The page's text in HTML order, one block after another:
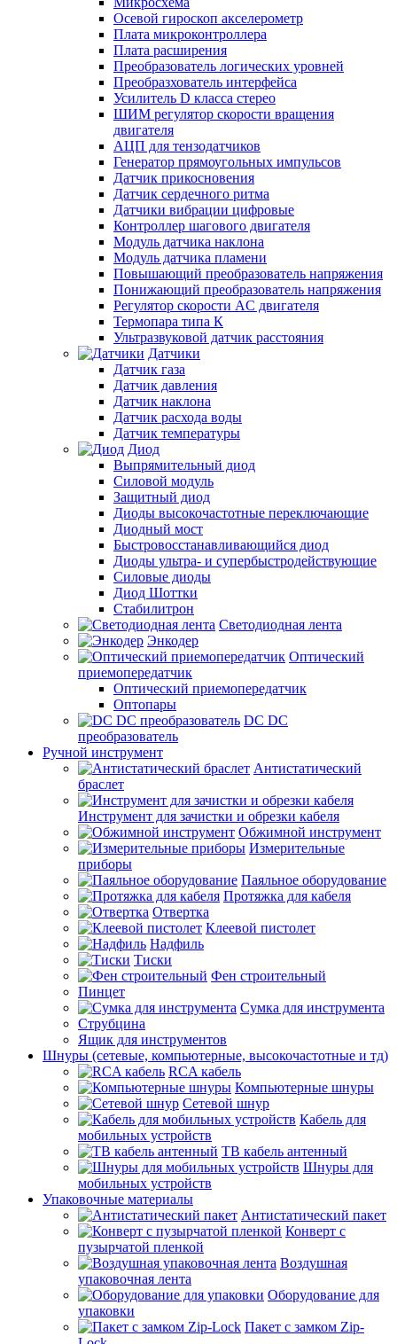
Осевой гироскоп акселерометр
Плата микроконтроллера
Плата расширения
Преобразователь логических уровней
Преобразхователь интерфейса
Усилитель D класса стерео
ШИМ регулятор скорости вращения
двигателя
АЦП для тензодатчиков
Генератор прямоугольных импульсов
Датчик прикосновения
Датчик сердечного ритма
Датчики вибрации цифровые
Контроллер шагового двигателя
Модуль датчика наклона
Модуль датчика пламени
Повышающий преобразователь напряжения
Понижающий преобразователь напряжения
Регулятор скорости AC двигателя
Термопара типа К
Ультразвуковой датчик расстояния
Датчики
Датчик газа
Датчик давления
Датчик наклона
Датчик расхода воды
Датчик температуры
Диод
Выпрямительный диод
Силовой модуль
Защитный диод
Диоды высокочастотные переключающие
Диодный мост
Быстровосстанавливающийся диод
Диоды ультра- и супербыстродействующие
Силовые диоды
Диод Шоттки
Стабилитрон
Светодиодная лента
Энкодер
Оптический
приемопередатчик
Оптический приемопередатчик
Оптопары
DC DC
преобразователь
Ручной инструмент
Антистатический
браслет
Инструмент для зачистки и обрезки кабеля
Обжимной инструмент
Измерительные
приборы
Паяльное оборудование
Протяжка для кабеля
Отвертка
Клеевой пистолет
Надфиль
Тиски
Фен строительный
Пинцет
Сумка для инструмента
Струбцина
Ящик для инструментов
Шнуры (сетевые, компьютерные, высокочастотные и тд)
RCA кабель
Компьютерные шнуры
Сетевой шнур
Кабель для
мобильных устройств
ТВ кабель антенный
Шнуры для
мобильных устройств
Упаковочные материалы
Антистатический пакет
Конверт с
пузырчатой пленкой
Воздушная
упаковочная лента
Оборудование для
упаковки
Пакет с замком Zip-